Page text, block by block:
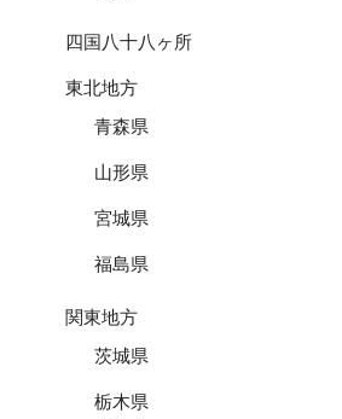
四国八十八ヶ所
東北地方
青森県
山形県
宮城県
福島県
関東地方
茨城県
栃木県